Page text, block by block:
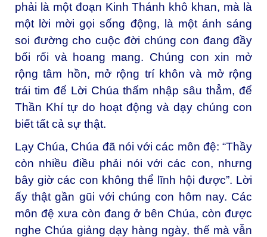
phải là một đoạn Kinh Thánh khô khan, mà là
một lời mời gọi sống động, là một ánh sáng
soi đường cho cuộc đời chúng con đang đầy
bối rối và hoang mang. Chúng con xin mở
rộng tâm hồn, mở rộng trí khôn và mở rộng
trái tim để Lời Chúa thấm nhập sâu thẳm, để
Thần Khí tự do hoạt động và dạy chúng con
biết tất cả sự thật.
Lạy Chúa, Chúa đã nói với các môn đệ: “Thầy
còn nhiều điều phải nói với các con, nhưng
bây giờ các con không thể lĩnh hội được”. Lời
ấy thật gần gũi với chúng con hôm nay. Các
môn đệ xưa còn đang ở bên Chúa, còn được
nghe Chúa giảng dạy hàng ngày, thế mà vẫn